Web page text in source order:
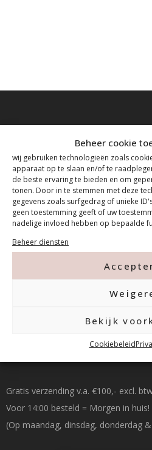
Beheer cookie
wij gebruiken technologieën zoals
apparaat op te slaan en/of te
de beste ervaring te bieden en om
tonen. Door in te stemmen met deze
gegevens zoals surfgedrag of unieke
geen toestemming geeft of uw
nadelige invloed hebben op bepaalde
Beheer diensten
Bekijk
Cookiebeleid
Contact
Tanthofdreef 7 2623 EW Delft
015-2120822
Betalen &
Gratis verzending v.a. €100,- excl.
Voor 14:00 besteld = Morgen in huis!
(Op maandag, dinsdag, donderdag